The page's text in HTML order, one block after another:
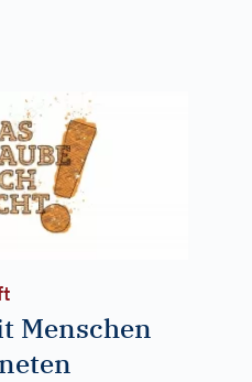
Menschen